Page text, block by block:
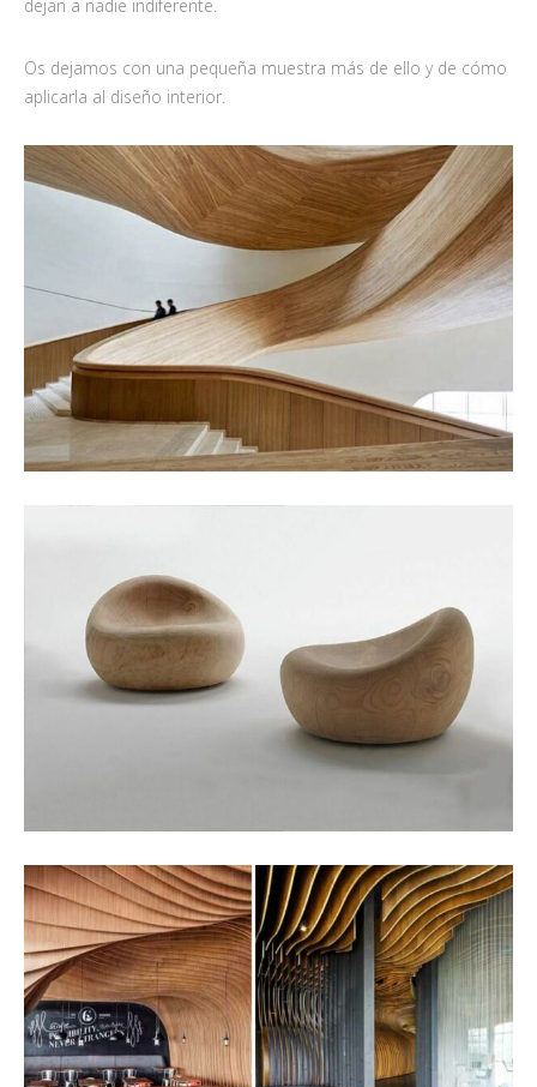
dejan a nadie indiferente.
Os dejamos con una pequeña muestra más de ello y de cómo
aplicarla al diseño interior.